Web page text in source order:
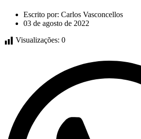
Escrito por: Carlos Vasconcellos
03 de agosto de 2022
Visualizações: 0